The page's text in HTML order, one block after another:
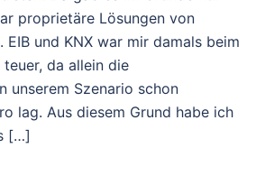
proprietäre Lösungen von
EIB und KNX war mir damals beim
da allein die
unserem Szenario schon
lag. Aus diesem Grund habe ich
[…]